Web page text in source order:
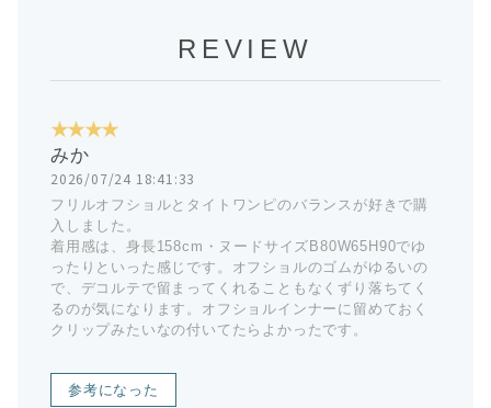
REVIEW
★★★★
みか
2026/07/24 18:41:33
フリルオフショルとタイトワンピのバランスが好きで購
入しました。
着用感は、身長158cm・ヌードサイズB80W65H90でゆ
ったりといった感じです。オフショルのゴムがゆるいの
で、デコルテで留まってくれることもなくずり落ちてく
るのが気になります。オフショルインナーに留めておく
クリップみたいなの付いてたらよかったです。
参考になった